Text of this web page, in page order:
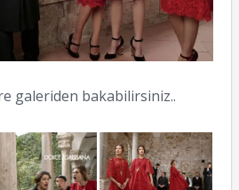
galeriden bakabilirsiniz..